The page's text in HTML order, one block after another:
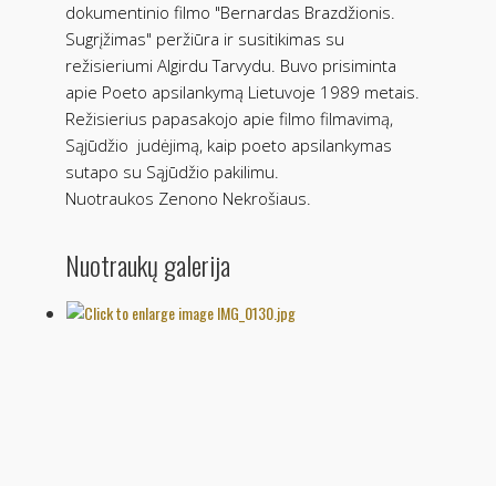
dokumentinio filmo "Bernardas Brazdžionis.
Sugrįžimas" peržiūra ir susitikimas su
režisieriumi Algirdu Tarvydu. Buvo prisiminta
apie Poeto apsilankymą Lietuvoje 1989 metais.
Režisierius papasakojo apie filmo filmavimą,
Sąjūdžio judėjimą, kaip poeto apsilankymas
sutapo su Sąjūdžio pakilimu.
Nuotraukos Zenono Nekrošiaus.
Nuotraukų galerija